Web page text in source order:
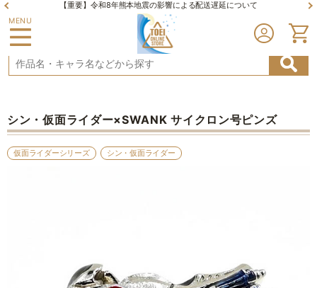
【重要】令和8年熊本地震の影響による配送遅延について
MENU
シン・仮面ライダー×SWANK サイクロン号ピンズ
仮面ライダーシリーズ シン・仮面ライダー